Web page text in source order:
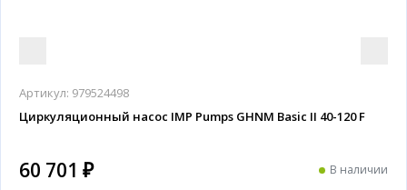
Артикул: 979524498
Циркуляционный насос IMP Pumps GHNM Basic II 40-120 F
60 701 ₽ В наличии